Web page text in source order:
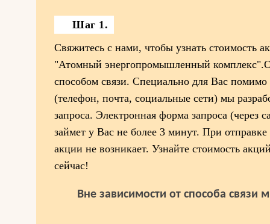
Шаг 1.
Свяжитесь с нами, чтобы узнать стоимость
"Атомный энергопромышленный
способом связи. Специально для Вас помимо
(телефон, почта, социальные сети) мы
запроса. Электронная форма запроса (через
займет у Вас не более 3 минут. При отправке
акции не возникает. Узнайте стоимость
сейчас!
Вне зависимости от способа связи